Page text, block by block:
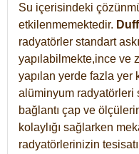
Su içerisindeki
etkilenmemektedir.
radyatörler standart
yapılabilmekte,ince ve
yapılan yerde fazla yer
alüminyum radyatörleri
bağlantı çap ve
kolaylığı sağlarken
radyatörlerinizin